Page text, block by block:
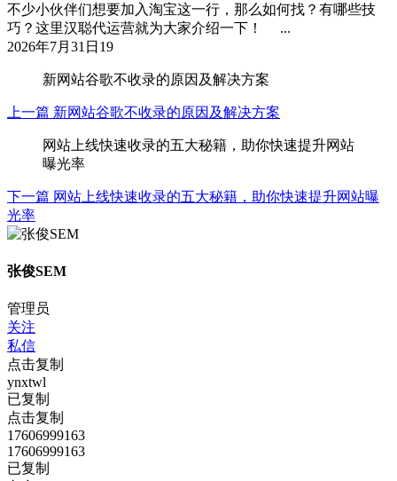
不少小伙伴们想要加入淘宝这一行，那么如何找？有哪些技
巧？这里汉聪代运营就为大家介绍一下！ ...
2026年7月31日 19
新网站谷歌不收录的原因及解决方案
上一篇 新网站谷歌不收录的原因及解决方案
网站上线快速收录的五大秘籍，助你快速提升网站
曝光率
下一篇 网站上线快速收录的五大秘籍，助你快速提升网站曝
光率
张俊SEM
管理员
关注
私信
点击复制
ynxtwl
已复制
点击复制
17606999163
17606999163
已复制